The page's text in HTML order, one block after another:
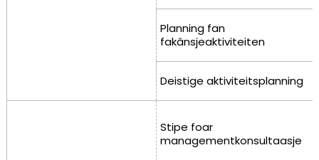
Planning fan
fakânsjeaktiviteiten
Deistige aktiviteitsplanning
Stipe foar
managementkonsultaasje